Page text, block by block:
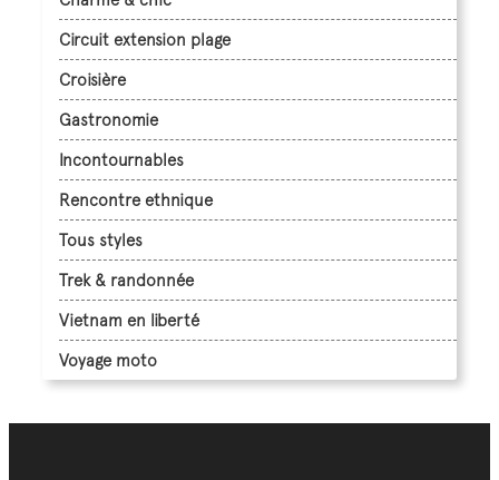
Circuit extension plage
Croisière
Gastronomie
Incontournables
Rencontre ethnique
Tous styles
Trek & randonnée
Vietnam en liberté
Voyage moto